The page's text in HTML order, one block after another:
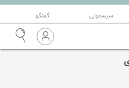
سیسمونی گفتگو